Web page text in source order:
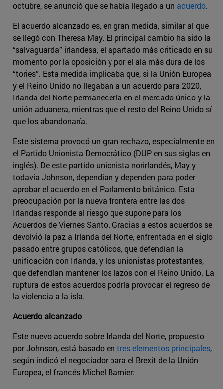
octubre, se anunció que se había llegado a un acuerdo.
El acuerdo alcanzado es, en gran medida, similar al que
se llegó con Theresa May. El principal cambio ha sido la
“salvaguarda” irlandesa, el apartado más criticado en su
momento por la oposición y por el ala más dura de los
“tories”. Esta medida implicaba que, si la Unión Europea
y el Reino Unido no llegaban a un acuerdo para 2020,
Irlanda del Norte permanecería en el mercado único y la
unión aduanera, mientras que el resto del Reino Unido sí
que los abandonaría.
Este sistema provocó un gran rechazo, especialmente en
el Partido Unionista Democrático (DUP en sus siglas en
inglés). De este partido unionista norirlandés, May y
todavía Johnson, dependían y dependen para poder
aprobar el acuerdo en el Parlamento británico. Esta
preocupación por la nueva frontera entre las dos
Irlandas responde al riesgo que supone para los
Acuerdos de Viernes Santo. Gracias a estos acuerdos se
devolvió la paz a Irlanda del Norte, enfrentada en el siglo
pasado entre grupos católicos, que defendían la
unificación con Irlanda, y los unionistas protestantes,
que defendían mantener los lazos con el Reino Unido. La
ruptura de estos acuerdos podría provocar el regreso de
la violencia a la isla.
Acuerdo alcanzado
Este nuevo acuerdo sobre Irlanda del Norte, propuesto
por Johnson, está basado en tres elementos principales,
según indicó el negociador para el Brexit de la Unión
Europea, el francés Michel Barnier: